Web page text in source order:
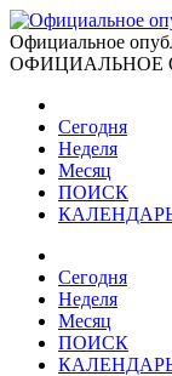
Официальное
ОФИЦИАЛЬНОЕ
Сегодня
Неделя
Месяц
ПОИСК
Сегодня
Неделя
Месяц
ПОИСК